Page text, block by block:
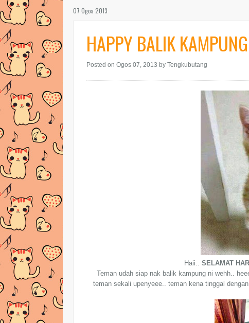
07 Ogos 2013
HAPPY BALIK
Posted on Ogos 07, 2013 by Tengkubutang
Haii.. SELAMAT
Teman udah siap nak balik kampung ni wehh..
teman sekali upenyeee.. teman kena tinggal